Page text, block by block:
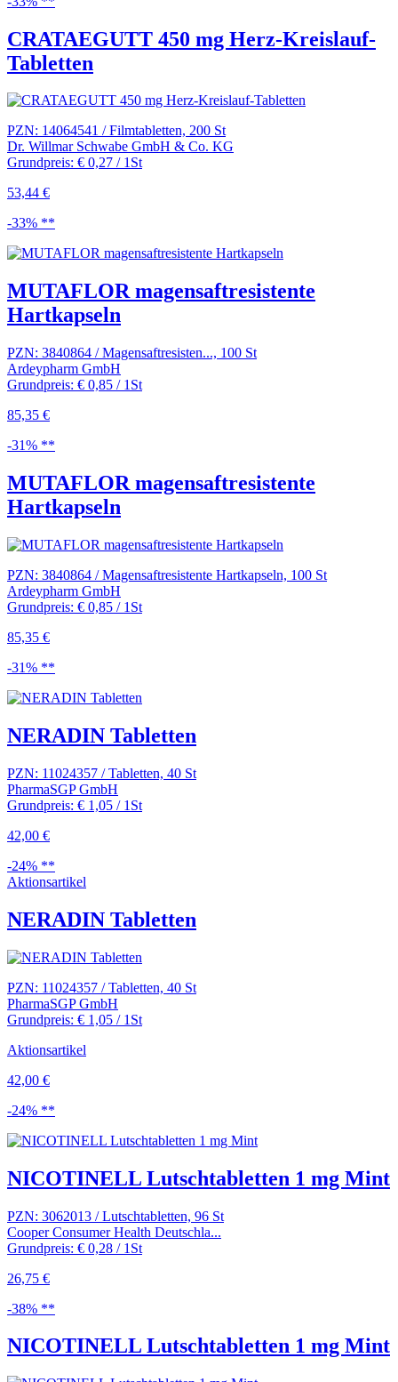
CRATAEGUTT 450 mg Herz-Kreislauf-
Tabletten
PZN: 14064541 / Filmtabletten, 200 St
Dr. Willmar Schwabe GmbH & Co. KG
Grundpreis: € 0,27 / 1St
53,44 €
-33% **
MUTAFLOR magensaftresistente
Hartkapseln
PZN: 3840864 / Magensaftresisten..., 100 St
Ardeypharm GmbH
Grundpreis: € 0,85 / 1St
85,35 €
-31% **
MUTAFLOR magensaftresistente
Hartkapseln
PZN: 3840864 / Magensaftresistente Hartkapseln, 100 St
Ardeypharm GmbH
Grundpreis: € 0,85 / 1St
85,35 €
-31% **
NERADIN Tabletten
PZN: 11024357 / Tabletten, 40 St
PharmaSGP GmbH
Grundpreis: € 1,05 / 1St
42,00 €
-24% **
Aktionsartikel
NERADIN Tabletten
PZN: 11024357 / Tabletten, 40 St
PharmaSGP GmbH
Grundpreis: € 1,05 / 1St
Aktionsartikel
42,00 €
-24% **
NICOTINELL Lutschtabletten 1 mg Mint
PZN: 3062013 / Lutschtabletten, 96 St
Cooper Consumer Health Deutschla...
Grundpreis: € 0,28 / 1St
26,75 €
-38% **
NICOTINELL Lutschtabletten 1 mg Mint